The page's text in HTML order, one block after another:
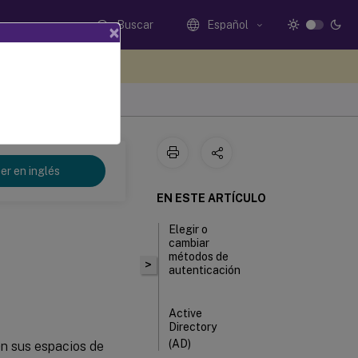
Buscar Español
en inglés
sus espacios de
>
EN ESTE ARTÍCULO
Elegir o
cambiar
métodos de
autenticación
Active
Directory
(AD)
×